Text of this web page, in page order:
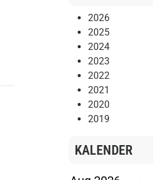
2026
2025
2024
2023
2022
2021
2020
2019
KALENDER